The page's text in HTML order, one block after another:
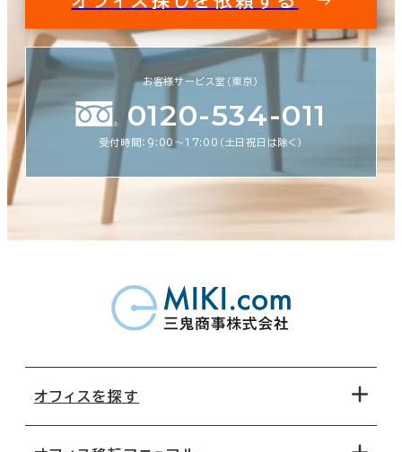
お客様サービス室（東京）
0120-534-011
受付時間：9:00〜17:00（土日祝日は除く）
オフィスを探す